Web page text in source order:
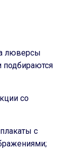
люверсы
подбираются
со
с